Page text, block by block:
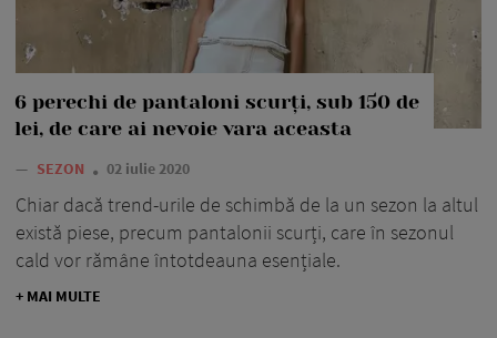
6 perechi de pantaloni scurți, sub 150 de
lei, de care ai nevoie vara aceasta
— SEZON 02 iulie 2020
Chiar dacă trend-urile de schimbă de la un sezon la altul
există piese, precum pantalonii scurți, care în sezonul
cald vor rămâne întotdeauna esențiale.
+ MAI MULTE